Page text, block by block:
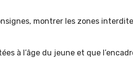
montrer les zones
à l’âge du jeune et que